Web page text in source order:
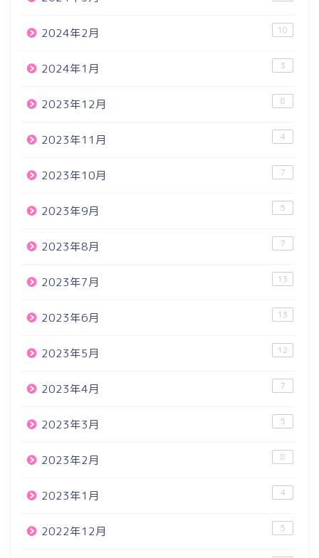
2024年2月 10
2024年1月 3
2023年12月 8
2023年11月 4
2023年10月 7
2023年9月 5
2023年8月 7
2023年7月 13
2023年6月 13
2023年5月 12
2023年4月 7
2023年3月 5
2023年2月 8
2023年1月 4
2022年12月 5